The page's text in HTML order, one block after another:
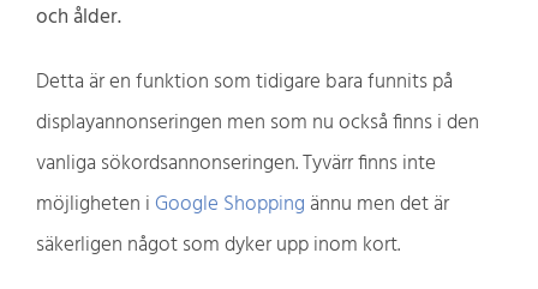
och ålder.
Detta är en funktion som tidigare bara funnits på
displayannonseringen men som nu också finns i den
vanliga sökordsannonseringen. Tyvärr finns inte
möjligheten i Google Shopping ännu men det är
säkerligen något som dyker upp inom kort.